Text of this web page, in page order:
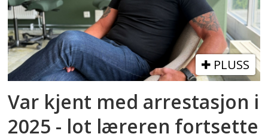
PLUSS
Var kjent med arrestasjon i
2025 - lot læreren fortsette